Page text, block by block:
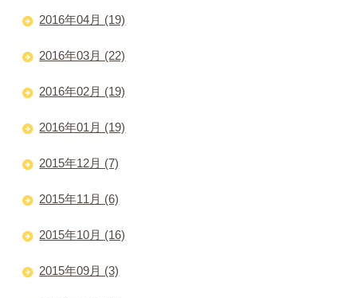
2016年04月 (19)
2016年03月 (22)
2016年02月 (19)
2016年01月 (19)
2015年12月 (7)
2015年11月 (6)
2015年10月 (16)
2015年09月 (3)